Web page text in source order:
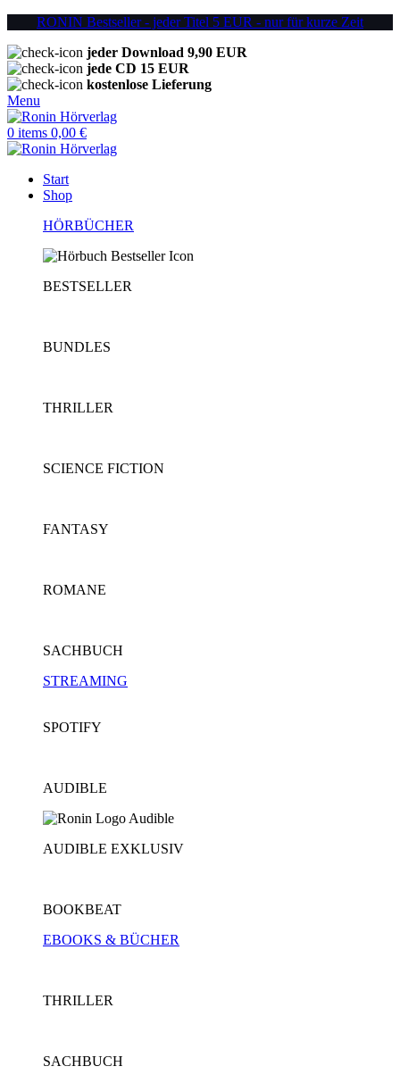
RONIN Bestseller - jeder Titel 5 EUR - nur für kurze Zeit
jeder Download 9,90 EUR
jede CD 15 EUR
kostenlose Lieferung
Menu
0 items 0,00 €
Start
Shop
HÖRBÜCHER
BESTSELLER
BUNDLES
THRILLER
SCIENCE FICTION
FANTASY
ROMANE
SACHBUCH
STREAMING
SPOTIFY
AUDIBLE
AUDIBLE EXKLUSIV
BOOKBEAT
EBOOKS & BÜCHER
THRILLER
SACHBUCH